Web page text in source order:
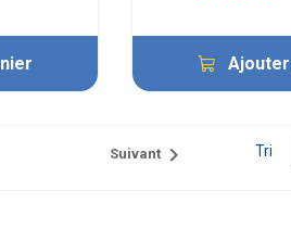
Suivant Tri